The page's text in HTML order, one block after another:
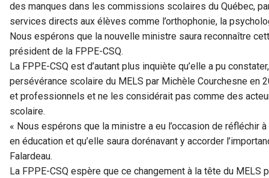
des manques dans les commissions scolaires du Québec,
services directs aux élèves comme l’orthophonie, la
Nous espérons que la nouvelle ministre saura reconnaître
président de la FPPE-CSQ.
La FPPE-CSQ est d’autant plus inquiète qu’elle a pu
persévérance scolaire du MELS par Michèle Courchesne en
et professionnels et ne les considérait pas comme des
scolaire.
« Nous espérons que la ministre a eu l’occasion de
en éducation et qu’elle saura dorénavant y accorder
Falardeau.
La FPPE-CSQ espère que ce changement à la tête du MELS